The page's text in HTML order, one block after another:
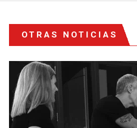
OTRAS NOTICIAS